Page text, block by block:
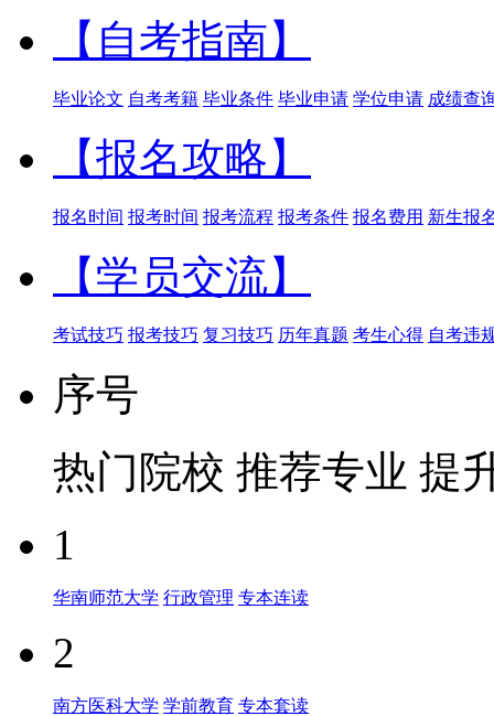
【自考指南】
毕业论文 自考考籍 毕业条件 毕业申请 学位申请 成绩查
【报名攻略】
报名时间 报考时间 报考流程 报考条件 报名费用 新生报
【学员交流】
考试技巧 报考技巧 复习技巧 历年真题 考生心得 自考违
序号
热门院校 推荐专业 提
1
华南师范大学 行政管理 专本连读
2
南方医科大学 学前教育 专本套读